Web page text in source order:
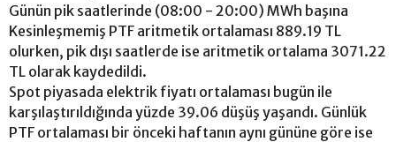
Günün pik saatlerinde (08:00 - 20:00) MWh başına
Kesinleşmemiş PTF aritmetik ortalaması 889.19 TL
olurken, pik dışı saatlerde ise aritmetik ortalama 3071.22
TL olarak kaydedildi.
Spot piyasada elektrik fiyatı ortalaması bugün ile
karşılaştırıldığında yüzde 39.06 düşüş yaşandı. Günlük
PTF ortalaması bir önceki haftanın aynı gününe göre ise